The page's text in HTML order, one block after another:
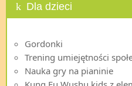
Dla dzieci
Gordonki
Trening umiejętności
Nauka gry na pianinie